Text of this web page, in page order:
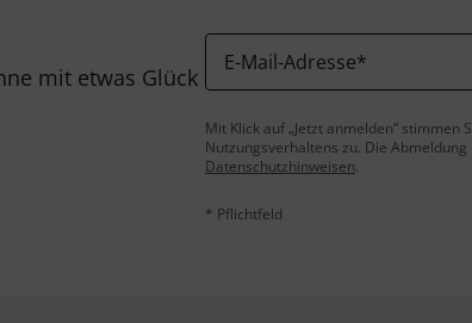
mit etwas Glück
E-Mail-Adresse*
Mit Klick auf „Jetzt anmelden“
Nutzungsverhaltens zu. Die
Datenschutzhinweisen.
* Pflichtfeld